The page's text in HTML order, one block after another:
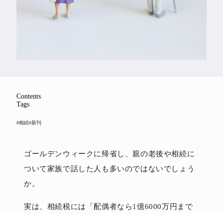
Contents
Tags
#相続#新刊
ゴールデンウィークに帰省し、親の老後や相続に
ついて家族で話した人も多いのではないでしょう
か。
実は、相続税には「配偶者なら1億6000万円まで